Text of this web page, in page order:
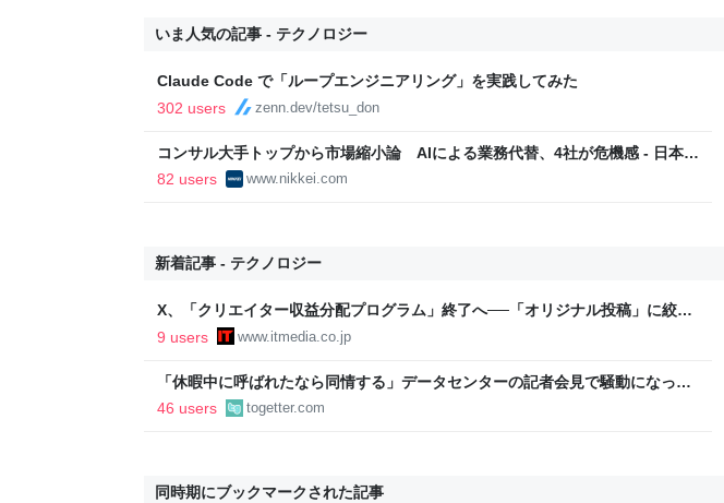
いま人気の記事 - テクノロジー
Claude Code で「ループエンジニアリング」を実践してみた
302 users
zenn.dev/tetsu_don
コンサル大手トップから市場縮小論 AIによる業務代替、4社が危機感 - 日本経
済新聞
82 users www.nikkei.com
新着記事 - テクノロジー
X、「クリエイター収益分配プログラム」終了へ──「オリジナル投稿」に絞っ
た新報酬制度に移行
9 users www.itmedia.co.jp
「休暇中に呼ばれたなら同情する」データセンターの記者会見で騒動になった
秋田県職員だが、前職で世話になった人から擁護の声「行政側として八面六臂
46 users togetter.com
同時期にブックマークされた記事